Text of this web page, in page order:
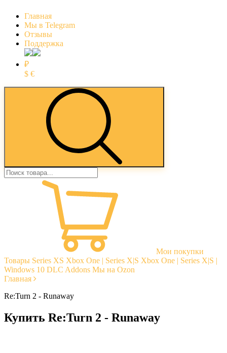
Главная
Мы в Telegram
Отзывы
Поддержка
₽
$ €
Мои покупки
Товары Series XS Xbox One | Series X|S Xbox One | Series X|S |
Windows 10 DLC Addons Мы на Ozon
Главная
Re:Turn 2 - Runaway
Купить Re:Turn 2 - Runaway